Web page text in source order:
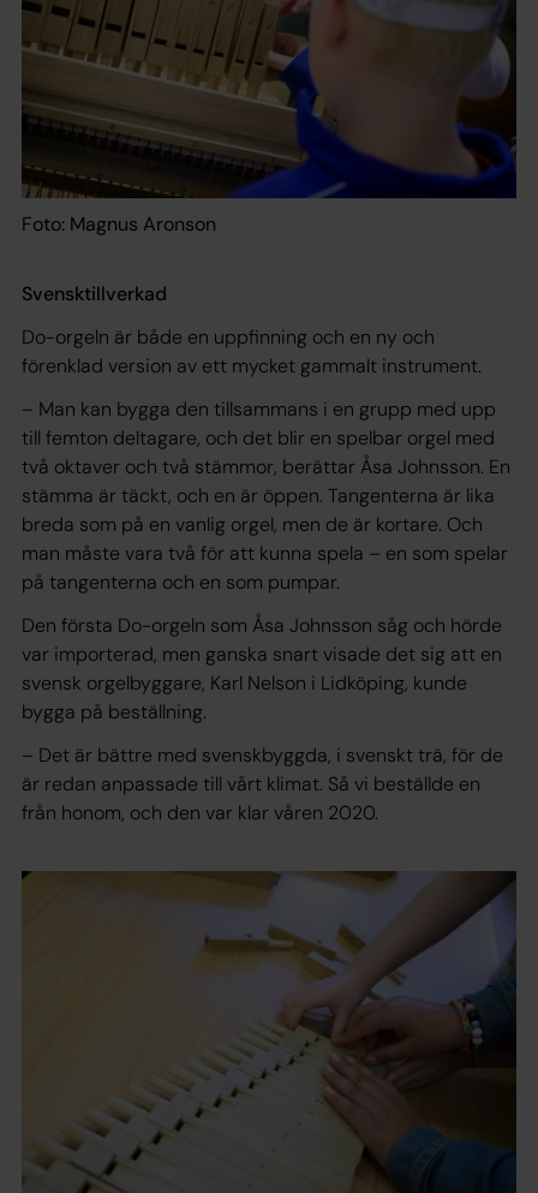
Foto: Magnus Aronson
Svensktillverkad
Do-orgeln är både en uppfinning och en ny och
förenklad version av ett mycket gammalt instrument.
– Man kan bygga den tillsammans i en grupp med upp
till femton deltagare, och det blir en spelbar orgel med
två oktaver och två stämmor, berättar Åsa Johnsson. En
stämma är täckt, och en är öppen. Tangenterna är lika
breda som på en vanlig orgel, men de är kortare. Och
man måste vara två för att kunna spela – en som spelar
på tangenterna och en som pumpar.
Den första Do-orgeln som Åsa Johnsson såg och hörde
var importerad, men ganska snart visade det sig att en
svensk orgelbyggare, Karl Nelson i Lidköping, kunde
bygga på beställning.
– Det är bättre med svenskbyggda, i svenskt trä, för de
är redan anpassade till vårt klimat. Så vi beställde en
från honom, och den var klar våren 2020.